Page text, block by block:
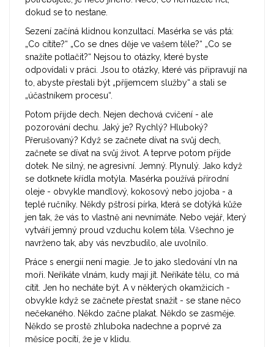
dokud se to nestane.
Sezení začíná klidnou konzultací. Masérka se vás ptá:
„Co cítíte?“ „Co se dnes děje ve vašem těle?“ „Co se
snažíte potlačit?“ Nejsou to otázky, které byste
odpovídali v práci. Jsou to otázky, které vás připravují na
to, abyste přestali být „příjemcem služby“ a stali se
„účastníkem procesu“.
Potom přijde dech. Nejen dechová cvičení - ale
pozorování dechu. Jaký je? Rychlý? Hluboký?
Přerušovaný? Když se začnete dívat na svůj dech,
začnete se dívat na svůj život. A teprve potom přijde
dotek. Ne silný, ne agresivní. Jemný. Plynulý. Jako když
se dotknete křídla motýla. Masérka používá přírodní
oleje - obvykle mandlový, kokosový nebo jojoba - a
teplé ručníky. Někdy pštrosí pírka, která se dotýká kůže
jen tak, že vás to vlastně ani nevnímáte. Nebo vejář, který
vytváří jemný proud vzduchu kolem těla. Všechno je
navrženo tak, aby vás nevzbudilo, ale uvolnilo.
Práce s energií není magie. Je to jako sledování vln na
moři. Neříkáte vlnám, kudy mají jít. Neříkáte tělu, co má
cítit. Jen ho necháte být. A v některých okamžicích -
obvykle když se začnete přestat snažit - se stane něco
nečekaného. Někdo začne plakat. Někdo se zasměje.
Někdo se prostě zhluboka nadechne a poprvé za
měsíce pocítí, že je v klidu.